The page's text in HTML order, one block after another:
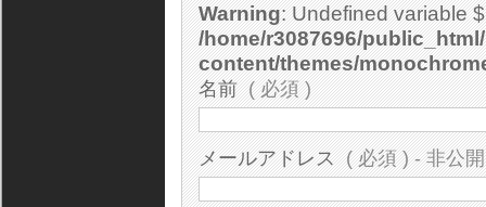
Warning : Undefined variable
/home/r3087696/
content/themes/
名前 ( 必須 )
メールアドレス ( 必須 ) - 非公